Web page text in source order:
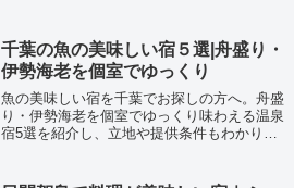
千葉の魚の美味しい宿５選|舟盛り・
伊勢海老を個室でゆっくり
魚の美味しい宿を千葉でお探しの方へ。舟盛
り・伊勢海老を個室でゆっくり味わえる温泉
宿5選を紹介し、立地や提供条件もわかりや